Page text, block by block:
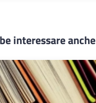
interessare anche